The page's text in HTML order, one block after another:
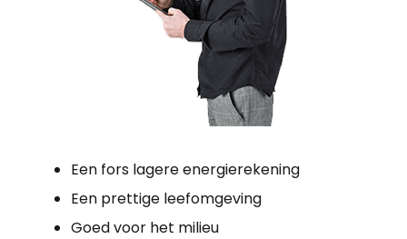
Een fors lagere energierekening
Een prettige leefomgeving
Goed voor het milieu